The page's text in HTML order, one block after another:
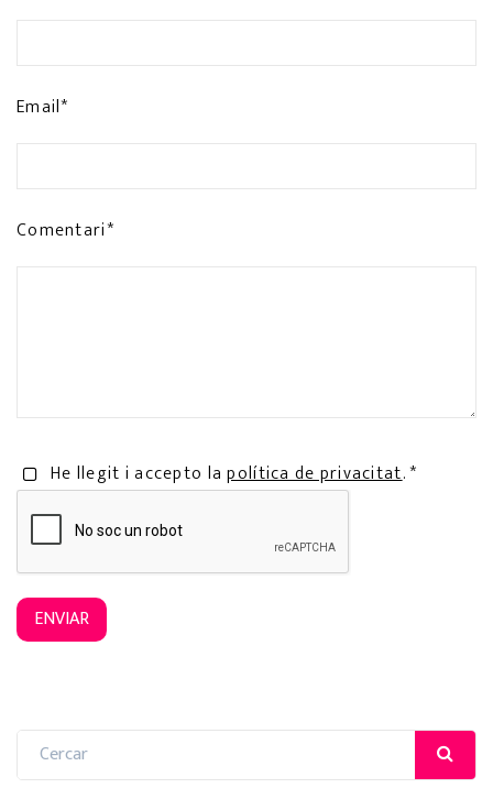
Email*
Comentari*
He llegit i accepto lapolítica de privacitat. *
ENVIAR